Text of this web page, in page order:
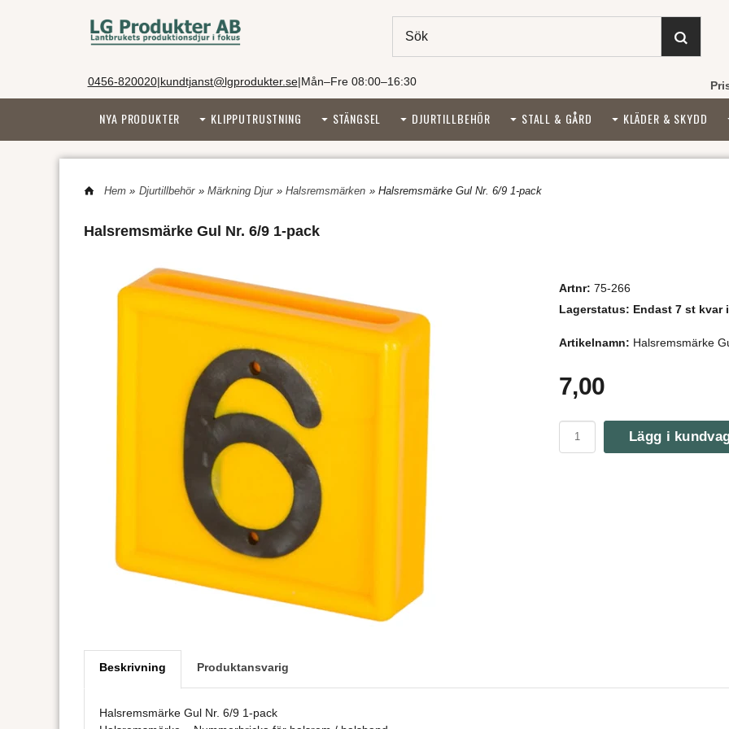
0456-820020|kundtjanst@lgprodukter.se|Mån–Fre 08:00–16:30
NYA PRODUKTER KLIPPUTRUSTNING STÄNGSEL DJURTILLBEHÖR STALL & GÅRD KLÄDER & SKYDD
Hem» Djurtillbehör » Märkning Djur » Halsremsmärken » Halsremsmärke Gul Nr. 6/9 1-pack
Halsremsmärke Gul Nr. 6/9 1-pack
Artnr: 75-266
Lagerstatus: Endast 7 st kvar
Artikelnamn: Halsremsmärke
7,00
Lägg i
Beskrivning Produktansvarig
Halsremsmärke Gul Nr. 6/9 1-pack